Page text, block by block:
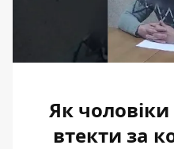
Як
втекти за